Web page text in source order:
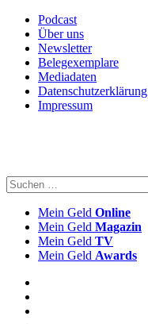
Podcast
Über uns
Newsletter
Belegexemplare
Mediadaten
Datenschutzerklärung
Impressum
Mein Geld Online
Mein Geld Magazin
Mein Geld TV
Mein Geld Awards